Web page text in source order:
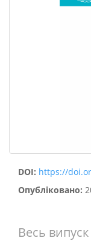
DOI: https://
Опубліковано:
Весь випуск